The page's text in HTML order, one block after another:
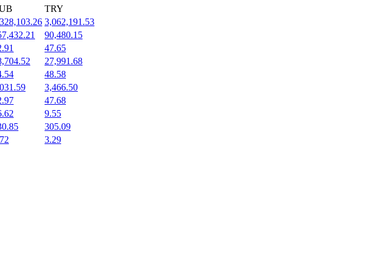
TRY
3,062,191.53
90,480.15
47.65
27,991.68
48.58
3,466.50
47.68
9.55
305.09
3.29